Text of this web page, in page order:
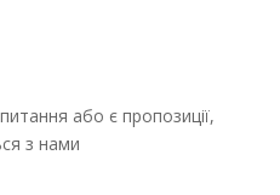
або є пропозиції,
з нами